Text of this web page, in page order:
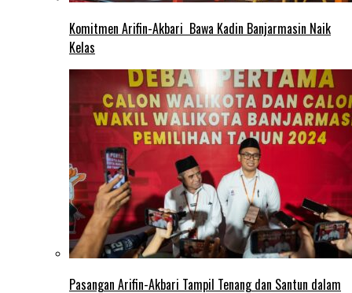
Komitmen Arifin-Akbari Bawa Kadin Banjarmasin Naik
Kelas
Pasangan Arifin-Akbari Tampil Tenang dan Santun dalam